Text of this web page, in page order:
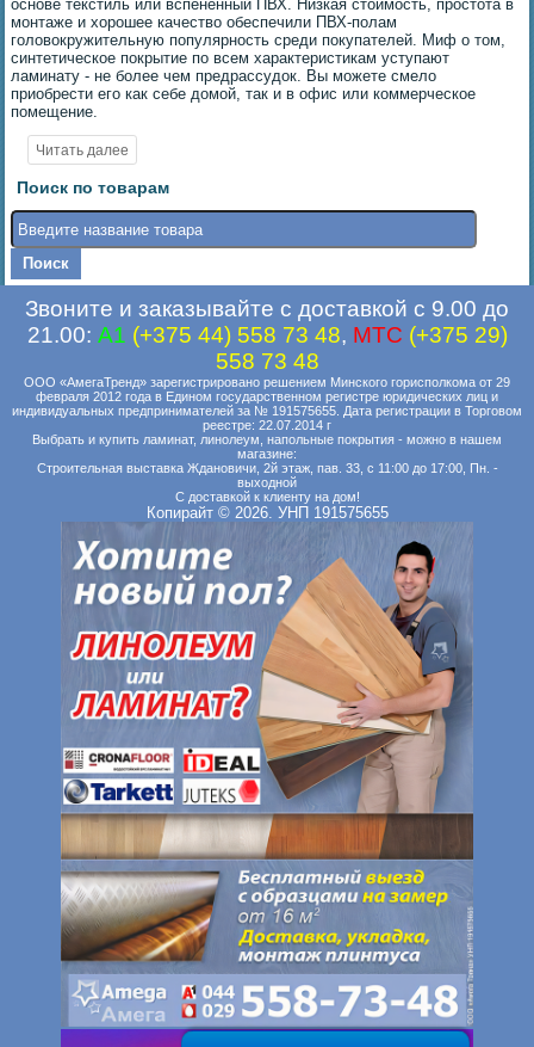
основе текстиль или вспененный ПВХ. Низкая стоимость, простота в
монтаже и хорошее качество обеспечили ПВХ-полам
головокружительную популярность среди покупателей. Миф о том,
синтетическое покрытие по всем характеристикам уступают
ламинату - не более чем предрассудок. Вы можете смело
приобрести его как себе домой, так и в офис или коммерческое
помещение.
Поиск по товарам
Звоните и заказывайте с доставкой с 9.00 до
21.00: A1 (+375 44) 558 73 48, MTC (+375 29)
558 73 48
ООО «АмегаТренд» зарегистрировано решением Минского горисполкома от 29
февраля 2012 года в Едином государственном регистре юридических лиц и
индивидуальных предпринимателей за № 191575655. Дата регистрации в Торговом
реестре: 22.07.2014 г
Выбрать и купить ламинат, линолеум, напольные покрытия - можно в нашем
магазине:
Строительная выставка Ждановичи, 2й этаж, пав. 33, с 11:00 до 17:00, Пн. -
выходной
С доставкой к клиенту на дом!
Копирайт © 2026. УНП 191575655